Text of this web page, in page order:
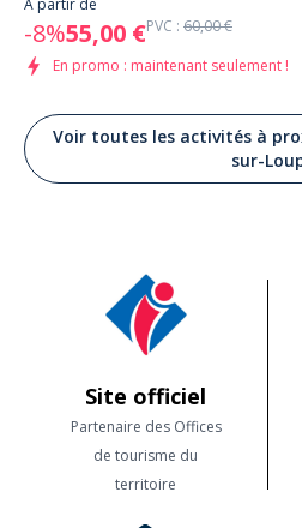
À partir de
-8%55,00 €PVC : 60,00 €
En promo : maintenant seulement !
Voir toutes les activités à
sur-
Site officiel
Partenaire des Offices
de tourisme du
territoire